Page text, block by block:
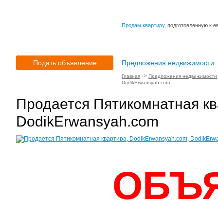
Продам квартиру, подготовленную к
Подать объявление Предложения недвижимости
Главная -> Предложения недвижимости
DodikErwansyah.com
Продается Пятикомнатная
DodikErwansyah.com